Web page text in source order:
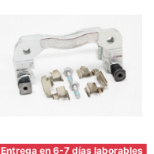
Entrega en 6-7 días laborables